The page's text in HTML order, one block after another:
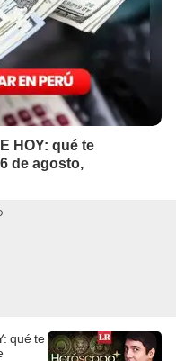
HOY: qué te
de agosto,
qué te